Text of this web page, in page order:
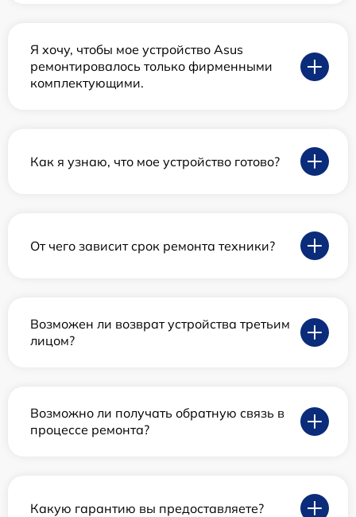
Я хочу, чтобы мое устройство Asus
ремонтировалось только фирменными
комплектующими.
Как я узнаю, что мое устройство готово?
От чего зависит срок ремонта техники?
Возможен ли возврат устройства третьим
лицом?
Возможно ли получать обратную связь в
процессе ремонта?
Какую гарантию вы предоставляете?